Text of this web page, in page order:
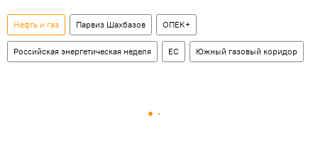
Нефть и газ Парвиз Шахбазов ОПЕК+
Российская энергетическая неделя ЕС Южный газовый коридор